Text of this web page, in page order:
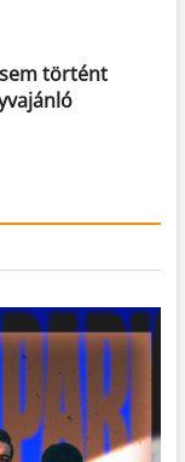
sem történt